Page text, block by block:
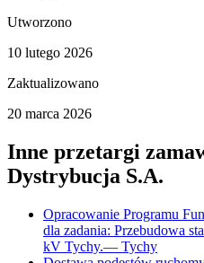
Utworzono
10 lutego 2026
Zaktualizowano
20 marca 2026
Inne przetargi
Dystrybucja S.A.
Opracowanie Programu
dla zadania: Przebudowa
kV Tychy.— Tychy